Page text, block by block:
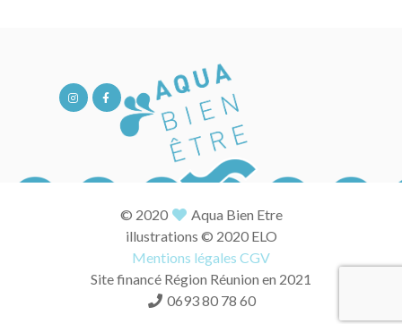
© 2020
Aqua Bien Etre
illustrations © 2020 ELO
Mentions légales CGV
Site financé Région Réunion en 2021
0693 80 78 60